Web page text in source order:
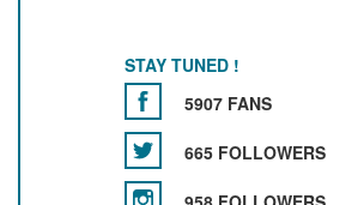
STAY TUNED !
5907 FANS
665 FOLLOWERS